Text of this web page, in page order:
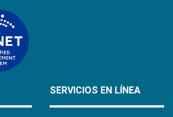
SERVICIOS EN LÍNEA